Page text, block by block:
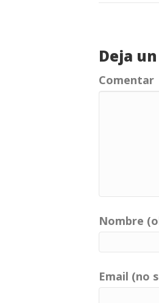
Deja
Comentar
Nombre
Email (no